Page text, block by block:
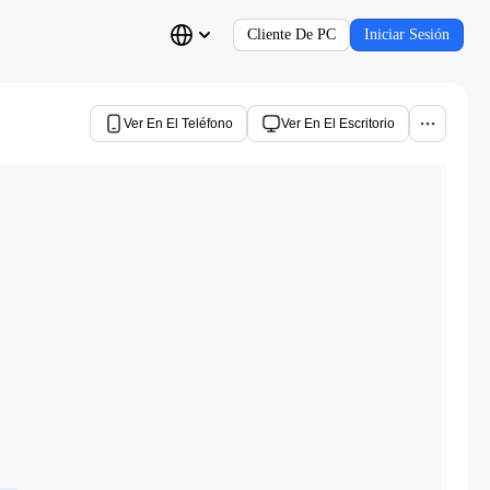
Cliente De PC Iniciar Sesión
Ver En El Teléfono Ver En El Escritorio